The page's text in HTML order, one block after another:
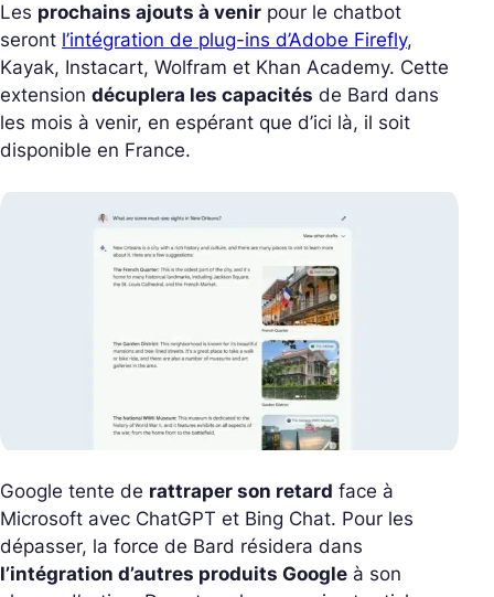
Les prochains ajouts à venir pour le chatbot
seront l’intégration de plug-ins d’Adobe Firefly,
Kayak, Instacart, Wolfram et Khan Academy. Cette
extension décuplera les capacités de Bard dans
les mois à venir, en espérant que d’ici là, il soit
disponible en France.
Google tente de rattraper son retard face à
Microsoft avec ChatGPT et Bing Chat. Pour les
dépasser, la force de Bard résidera dans
l’intégration d’autres produits Google à son